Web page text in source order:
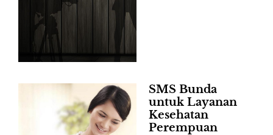
SMS Bunda
untuk Layanan
Kesehatan
Perempuan